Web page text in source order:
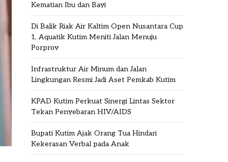
Kematian Ibu dan Bayi
Di Balik Riak Air Kaltim Open Nusantara Cup
1, Aquatik Kutim Meniti Jalan Menuju
Porprov
Infrastruktur Air Minum dan Jalan
Lingkungan Resmi Jadi Aset Pemkab Kutim
KPAD Kutim Perkuat Sinergi Lintas Sektor
Tekan Penyebaran HIV/AIDS
Bupati Kutim Ajak Orang Tua Hindari
Kekerasan Verbal pada Anak